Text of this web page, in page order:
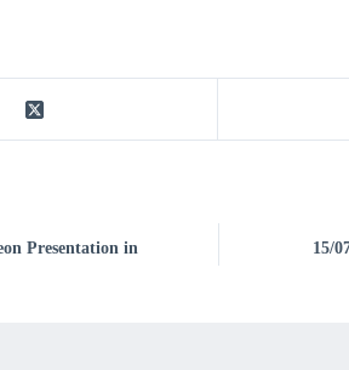
Presentation in
15/